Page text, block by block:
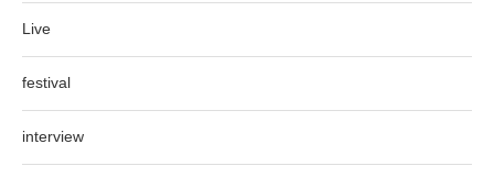
Live
festival
interview